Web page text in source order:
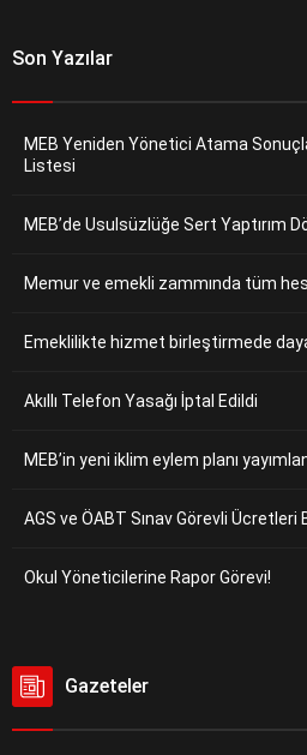
Son Yazılar
MEB Yeniden Yönetici Atama
Listesi
MEB’de Usulsüzlüğe Sert Yaptırım
Memur ve emekli zammında tüm
Emeklilikte hizmet birleştirmede
Akıllı Telefon Yasağı İptal Edildi
MEB’in yeni iklim eylem planı
AGS ve ÖABT Sınav Görevli Ücretleri
Okul Yöneticilerine Rapor Görevi!
Gazeteler